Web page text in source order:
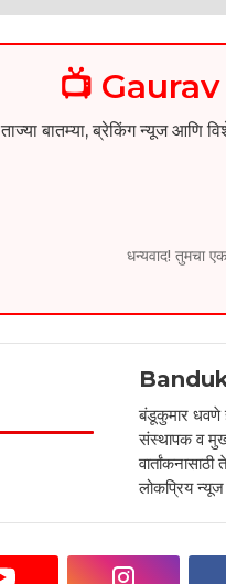
📺
ताज्या बातम्या, ब्रेकिंग न्यूज
धन्यवाद! तुमचा
बंडूकुमार धवणे
संस्थापक व
लोकप्रिय